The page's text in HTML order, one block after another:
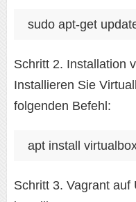
sudo apt-get
Schritt 2. Installation
Installieren Sie
folgenden Befehl:
apt install
Schritt 3. Vagrant auf